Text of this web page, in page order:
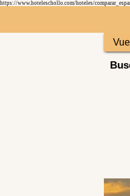
https://www.hoteleschollo.com/hoteles/